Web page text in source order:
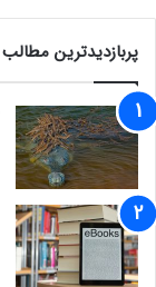
پربازدیدترین مطالب